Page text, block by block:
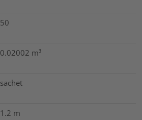
50
0.02002 m³
sachet
1.2 m